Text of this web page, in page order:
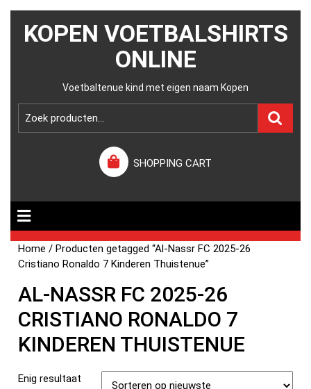
KOPEN VOETBALSHIRTS
ONLINE
Voetbaltenue kind met eigen naam Kopen
SHOPPING CART
Home / Producten getagged “Al-Nassr FC 2025-26
Cristiano Ronaldo 7 Kinderen Thuistenue”
AL-NASSR FC 2025-26
CRISTIANO RONALDO 7
KINDEREN THUISTENUE
Enig resultaat